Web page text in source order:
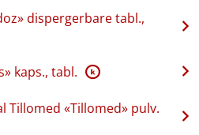
dispergerbare tabl.,
kaps., tabl. K
Tillomed «Tillomed» pulv.